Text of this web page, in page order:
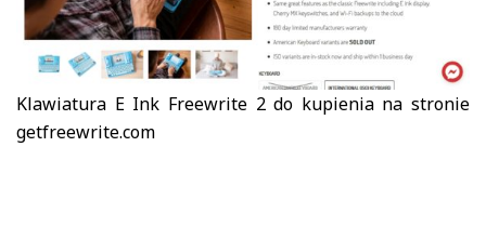
Klawiatura E Ink Freewrite 2 do kupienia na stronie
getfreewrite.com